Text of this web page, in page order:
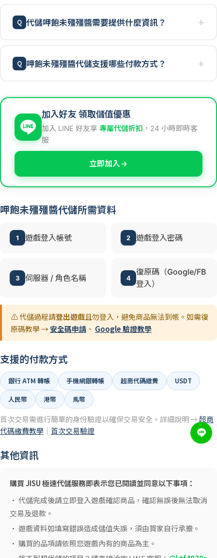
代儲呷飽未殭殭醬需要提供什麼資訊？
呷飽未殭殭醬代儲支援哪些付款方式？
加入好友 領取儲值優惠
加入 LINE 好友享 專屬代儲折扣 ，24 小時即時客
服
立即加入
呷飽未殭殭醬代儲所需資料
1 遊戲登入帳號 2 遊戲登入密碼
3 伺服器 / 角色名稱 4
復原碼（Google/FB
登入）
⚠️ 代儲過程請登出遊戲且勿登入，避免商品無法到帳。如需復
原碼教學 →安全碼申請 、 Google 驗證教學
支援的付款方式
銀行 ATM 轉帳 手機網銀轉帳 超商代碼繳費
USDT
人民幣
港幣 馬幣
首次交易需進行簡單的身份驗證以確保交易安全。詳細說明 →超商
代碼繳費教學 ｜ 首次交易驗證
其他資訊
購買 JISU 極速代儲服務即表示您已閱讀並同意以下事項：
• 代儲完成後請立即登入遊戲確認商品，確認無誤後無法取消
交易及退款。
• 遊戲資料如填寫錯誤造成儲值失誤，須由買家自行承擔。
• 購買的品項請依照您遊戲內有的商品為主。